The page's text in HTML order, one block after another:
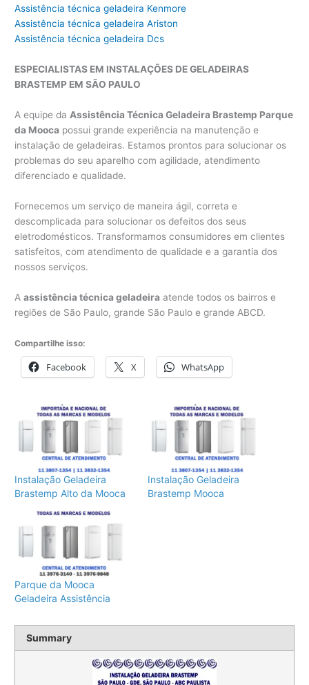
Assistência técnica geladeira Kenmore
Assistência técnica geladeira Ariston
Assistência técnica geladeira Dcs
ESPECIALISTAS EM INSTALAÇÕES DE GELADEIRAS
BRASTEMP EM SÃO PAULO
A equipe da Assistência Técnica Geladeira Brastemp Parque
da Mooca possui grande experiência na manutenção e
instalação de geladeiras. Estamos prontos para solucionar os
problemas do seu aparelho com agilidade, atendimento
diferenciado e qualidade.
Fornecemos um serviço de maneira ágil, correta e
descomplicada para solucionar os defeitos dos seus
eletrodomésticos. Transformamos consumidores em clientes
satisfeitos, com atendimento de qualidade e a garantia dos
nossos serviços.
Aassistência técnica geladeira atende todos os bairros e
regiões de São Paulo, grande São Paulo e grande ABCD.
Compartilhe isso:
Facebook X WhatsApp
Instalação Geladeira
Brastemp Alto da Mooca
Instalação Geladeira
Brastemp Mooca
Parque da Mooca
Geladeira Assistência
Summary